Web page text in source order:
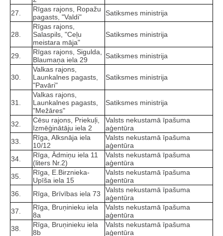
27.
Rīgas rajons, Ropažu
pagasts, "Valdi"
Satiksmes ministrija
28.
Rīgas rajons,
Salaspils, "Ceļu
meistara māja"
Satiksmes ministrija
29.
Rīgas rajons, Sigulda,
Blaumaņa iela 29
Satiksmes ministrija
30.
Valkas rajons,
Launkalnes pagasts,
"Pavāri"
Satiksmes ministrija
31.
Valkas rajons,
Launkalnes pagasts,
"Mežāres"
Satiksmes ministrija
32.
Cēsu rajons, Priekuļi,
Izmēģinātāju iela 2
Valsts nekustamā īpašuma
aģentūra
33.
Rīga, Alksnāja iela
10/12
Valsts nekustamā īpašuma
aģentūra
34.
Rīga, Ādmiņu iela 11
(liters Nr.2)
Valsts nekustamā īpašuma
aģentūra
35.
Rīga, E.Birznieka-
Upīša iela 15
Valsts nekustamā īpašuma
aģentūra
36.
Rīga, Brīvības iela 73
Valsts nekustamā īpašuma
aģentūra
37.
Rīga, Bruņinieku iela
8a
Valsts nekustamā īpašuma
aģentūra
38.
Rīga, Bruņinieku iela
8b
Valsts nekustamā īpašuma
aģentūra